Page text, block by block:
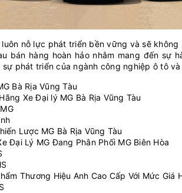
luôn nỗ lực phát triển bền vững và sẽ
bán hàng hoàn hảo nhằm mang đến sự
phát triển của ngành công nghiệp ô tô
Bà Rịa Vũng Tàu
Xe Đại lý MG Bà Rịa Vũng Tàu
Lược MG Bà Rịa Vũng Tàu
Đại Lý MG Đang Phân Phối MG Biên Hòa
Thương Hiệu Anh Cao Cấp Với Mức Giá